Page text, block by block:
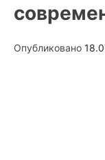
Опубликовано